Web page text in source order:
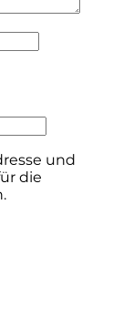
und
die